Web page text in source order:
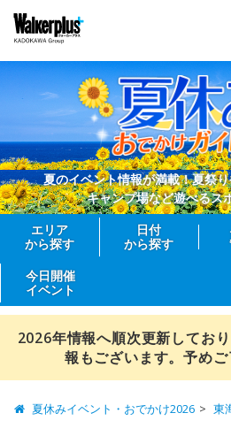
夏のイベント情報が満載！夏祭
キャンプ場など遊べるス
エリア
から探す
日付
から探す
今日開催
イベント
2026年情報へ順次更新してお
報もございます。予めご
夏休みイベント・おでかけ2026 東